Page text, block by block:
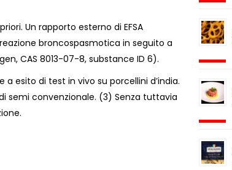
Un rapporto esterno di EFSA
broncospasmotica in seguito a
CAS 8013-07-8, substance ID 6).
esito di test in vivo su porcellini d’india.
semi convenzionale. (3) Senza tuttavia